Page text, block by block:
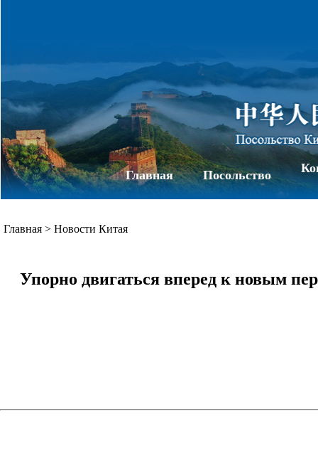
Главная Посольство
Главная > Новости Китая
Упорно двигаться вперед к новым